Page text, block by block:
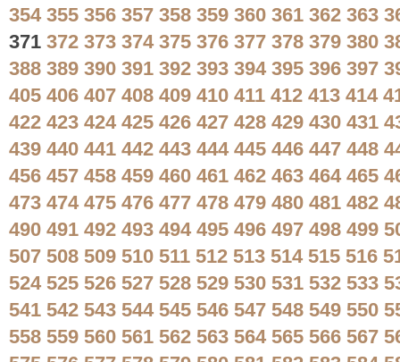
354 355 356 357 358 359 360 361 362 363
371 372 373 374 375 376 377 378 379 380
388 389 390 391 392 393 394 395 396 397
405 406 407 408 409 410 411 412 413 414
422 423 424 425 426 427 428 429 430 431
439 440 441 442 443 444 445 446 447 448
456 457 458 459 460 461 462 463 464 465
473 474 475 476 477 478 479 480 481 482
490 491 492 493 494 495 496 497 498 499
507 508 509 510 511 512 513 514 515 516
524 525 526 527 528 529 530 531 532 533
541 542 543 544 545 546 547 548 549 550
558 559 560 561 562 563 564 565 566 567